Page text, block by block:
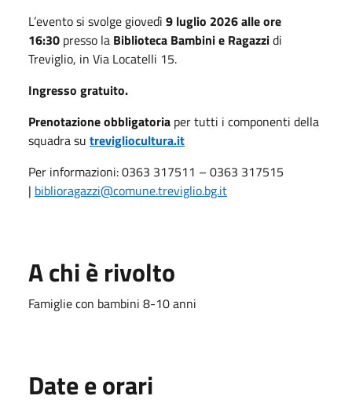
L’evento si svolge giovedì 9 luglio 2026 alle ore
16:30 presso la Biblioteca Bambini e Ragazzidi
Treviglio, in Via Locatelli 15.
Ingresso gratuito.
Prenotazione obbligatoria per tutti i componenti della
squadra su trevigliocultura.it
Per informazioni: 0363 317511 – 0363 317515
| biblioragazzi@comune.treviglio.bg.it
A chi è rivolto
Famiglie con bambini 8-10 anni
Date e orari